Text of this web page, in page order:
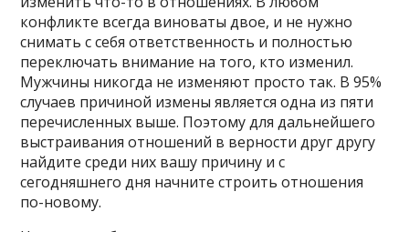
конфликте всегда виноваты двое, и не нужно
снимать с себя ответственность и полностью
переключать внимание на того, кто изменил.
Мужчины никогда не изменяют просто так. В 95%
случаев причиной измены является одна из пяти
перечисленных выше. Поэтому для дальнейшего
выстраивания отношений в верности друг другу
найдите среди них вашу причину и с
сегодняшнего дня начните строить отношения
по-новому.